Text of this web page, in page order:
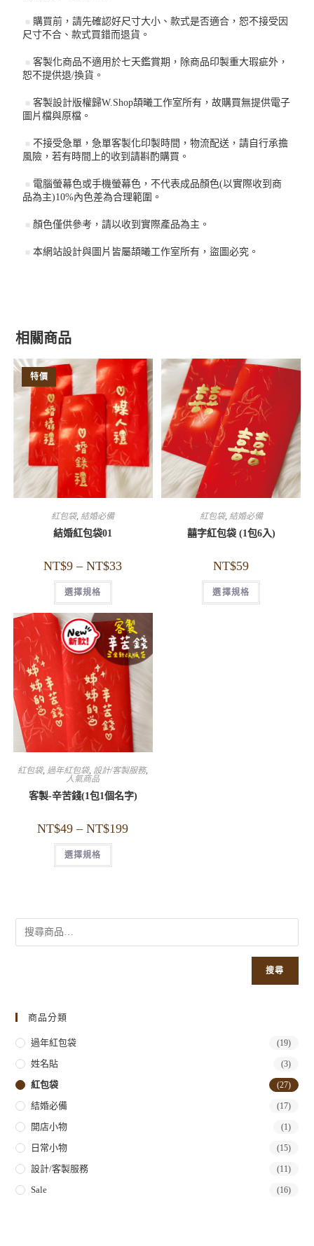
購買前，請先確認好尺寸大小、款式是否適合，恕不接受因
尺寸不合、款式買錯而退貨。
客製化商品不適用於七天鑑賞期，除商品印製重大瑕疵外，
恕不提供退/換貨。
客製設計版權歸W.Shop頡曦工作室所有，故購買無提供電子
圖片檔與原檔。
不接受急單，急單客製化印製時間，物流配送，請自行承擔
風險，若有時間上的收到請斟酌購買。
電腦螢幕色或手機螢幕色，不代表成品顏色(以實際收到商
品為主)10%內色差為合理範圍。
顏色僅供參考，請以收到實際產品為主。
本網站設計與圖片皆屬頡曦工作室所有，盜圖必究。
相關商品
特價
紅包袋, 結婚必備
結婚紅包袋01
NT$9 –NT$33
選擇規格
紅包袋, 結婚必備
囍字紅包袋 (1包6入)
NT$59
選擇規格
紅包袋, 過年紅包袋, 設計/客製服務,
人氣商品
客製-辛苦錢(1包1個名字)
NT$49 –NT$199
選擇規格
搜尋
商品分類
過年紅包袋 (19)
姓名貼 (3)
紅包袋 (27)
結婚必備 (17)
開店小物 (1)
日常小物 (15)
設計/客製服務 (11)
Sale (16)